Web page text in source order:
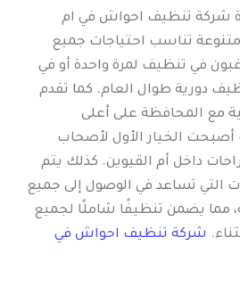
شركة تنظيف احواش في ام
تناسب احتياجات جميع
في تنظيف لمرة واحدة أو في
دورية طوال العام. كما تقدم
مع المحافظة على أعلى
أصبحت الخيار الأول لأصحاب
داخل أم القيوين. كذلك يتم
التي تساعد في الوصول إلى جميع
مما يضمن تنظيفًا شاملًا لجميع
شركة تنظيف احواش في